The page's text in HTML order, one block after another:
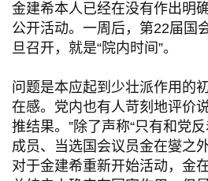
金建希本人已经在没有作出明
公开活动。一周后，第22届国
旦召开，就是“院内时间”。
问题是本应起到少壮派作用的
在感。党内也有人苛刻地评价
推结果。”除了声称“只有和党
成员、当选国会议员金在燮之
对于金建希重新开始活动，金